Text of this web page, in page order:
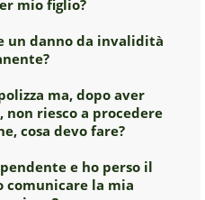
mio figlio?
un danno da invalidità
ma, dopo aver
riesco a procedere
cosa devo fare?
e ho perso il
comunicare la mia